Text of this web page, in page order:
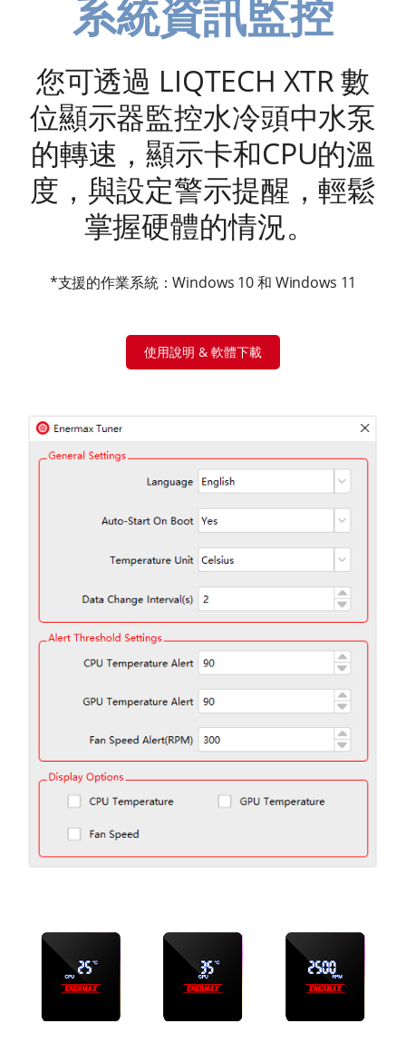
系統資訊監控
您可透過 LIQTECH XTR 數
位顯示器監控水冷頭中水泵
的轉速，顯示卡和CPU的溫
度，與設定警示提醒，輕鬆
掌握硬體的情況。
*支援的作業系統：Windows 10 和 Windows 11
使用說明 & 軟體下載